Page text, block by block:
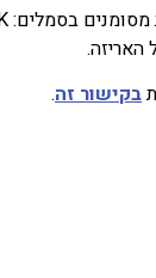
בקישור זה.